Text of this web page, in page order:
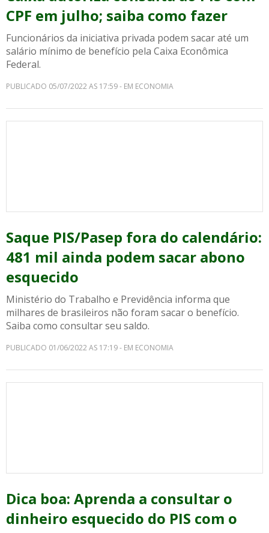
CPF em julho; saiba como fazer
Funcionários da iniciativa privada podem sacar até um
salário mínimo de benefício pela Caixa Econômica
Federal.
PUBLICADO 05/07/2022 AS 17:59 - EM ECONOMIA
Saque PIS/Pasep fora do calendário:
481 mil ainda podem sacar abono
esquecido
Ministério do Trabalho e Previdência informa que
milhares de brasileiros não foram sacar o benefício.
Saiba como consultar seu saldo.
PUBLICADO 01/06/2022 AS 17:19 - EM ECONOMIA
Dica boa: Aprenda a consultar o
dinheiro esquecido do PIS com o